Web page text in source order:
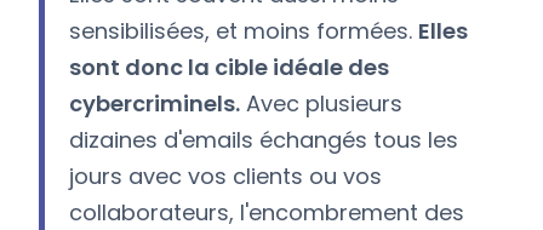
sensibilisées, et moins formées. Elles
sont donc la cible idéale des
cybercriminels. Avec plusieurs
dizaines d'emails échangés tous les
jours avec vos clients ou vos
collaborateurs, l'encombrement des